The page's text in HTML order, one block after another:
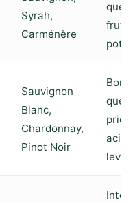
Syrah,
Carménère
fruta
Sauvignon
Blanc,
Chardonnay,
Pinot Noir
Bom
quem